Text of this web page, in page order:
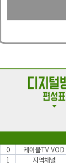
0
케이블TV VOD
1
지역채널